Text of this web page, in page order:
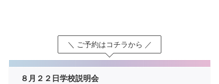
＼ ご予約はコチラから ／
８月２２日学校説明会